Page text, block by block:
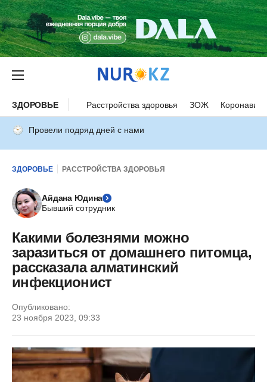
ЗДОРОВЬЕ Расстройства здоровья ЗОЖ
Провели подряд дней с нами
ЗДОРОВЬЕ РАССТРОЙСТВА ЗДОРОВЬЯ
Айдана Юдина
Бывший сотрудник
Какими болезнями можно
заразиться от домашнего питомца,
рассказала алматинский
инфекционист
Опубликовано:
23 ноября 2023, 09:33